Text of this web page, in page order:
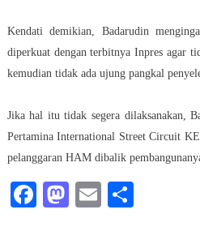
Kendati demikian, Badarudin
diperkuat dengan terbitnya Inpres agar
kemudian tidak ada ujung pangkal
Jika hal itu tidak segera dilaksanakan,
Pertamina International Street Circuit
pelanggaran HAM dibalik
Facebook
Mastodon
EmailShare